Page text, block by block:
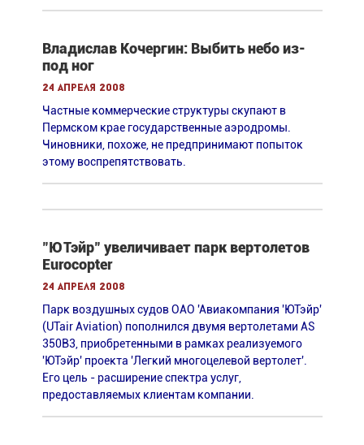
Владислав Кочергин: Выбить небо из-
под ног
24 апреля 2008
Частные коммерческие структуры скупают в
Пермском крае государственные аэродромы.
Чиновники, похоже, не предпринимают попыток
этому воспрепятствовать.
"ЮТэйр" увеличивает парк вертолетов
Eurocopter
24 апреля 2008
Парк воздушных судов ОАО 'Авиакомпания 'ЮТэйр'
(UTair Aviation) пополнился двумя вертолетами AS
350B3, приобретенными в рамках реализуемого
'ЮТэйр' проекта 'Легкий многоцелевой вертолет'.
Его цель - расширение спектра услуг,
предоставляемых клиентам компании.